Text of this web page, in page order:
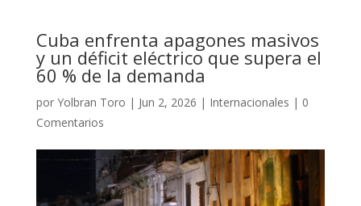
Cuba enfrenta apagones masivos
y un déficit eléctrico que supera el
60 % de la demanda
por Yolbran Toro | Jun 2, 2026 | Internacionales | 0
Comentarios